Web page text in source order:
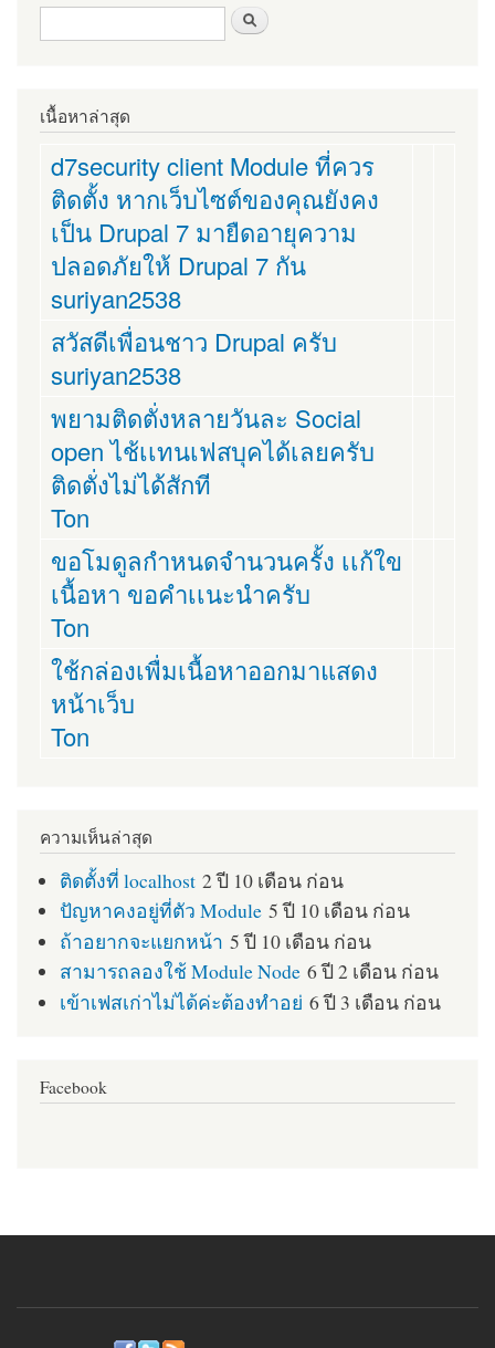
ฟอร์มค้นหา
เนื้อหาล่าสุด
d7security client Module ที่ควร
ติดตั้ง หากเว็บไซต์ของคุณยังคง
เป็น Drupal 7 มายืดอายุความ
ปลอดภัยให้ Drupal 7 กัน
suriyan2538
สวัสดีเพื่อนชาว Drupal ครับ
suriyan2538
พยามติดตั่งหลายวันละ Social
open ไช้เเทนเฟสบุคได้เลยครับ
ติดตั่งไม่ได้สักที
Ton
ขอโมดูลกำหนดจำนวนครั้ง เเก้ใข
เนื้อหา ขอคำเเนะนำครับ
Ton
ใช้กล่องเพื่มเนื้อหาออกมาแสดง
หน้าเว็บ
Ton
ความเห็นล่าสุด
ติดตั้งที่ localhost 2 ปี 10 เดือน ก่อน
ปัญหาคงอยู่ที่ตัว Module 5 ปี 10 เดือน ก่อน
ถ้าอยากจะแยกหน้า 5 ปี 10 เดือน ก่อน
สามารถลองใช้ Module Node 6 ปี 2 เดือน ก่อน
เข้าเฟสเก่าไม่ได้ค่ะต้องทำอย่ 6 ปี 3 เดือน ก่อน
Facebook